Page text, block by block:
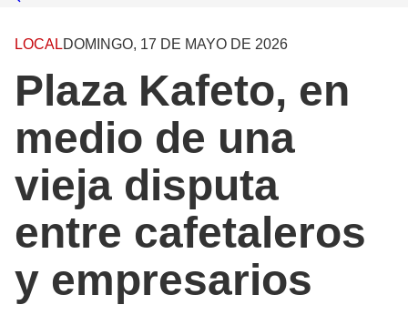
LOCALDOMINGO, 17 DE MAYO DE 2026
Plaza Kafeto, en
medio de una
vieja disputa
entre cafetaleros
y empresarios